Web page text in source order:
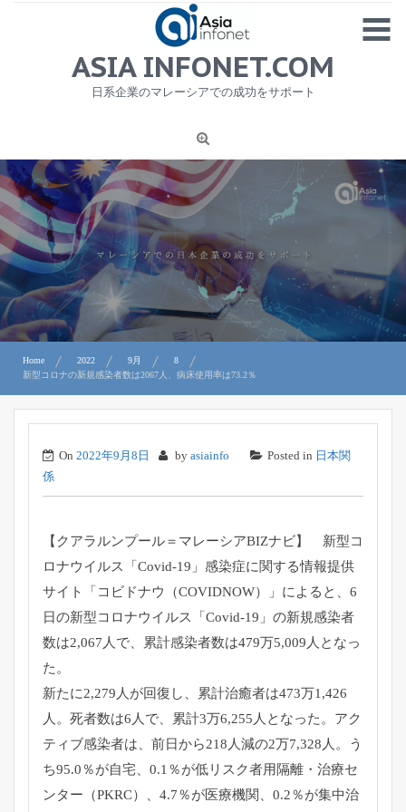
MENU
1
ニュース
労務サービス
プライバシーポリシー及び著作権について
お問合せ
ASIA INFONET.COM
日系企業のマレーシアでの成功をサポート
Home 2022 9月
8
新型コロナの新規感染者数は2067人、病床使用率は73.2％
On 2022年9月8日 by asiainfo Posted in 日本関
係
【クアラルンプール＝マレーシアBIZナビ】 新型コ
ロナウイルス「Covid-19」感染症に関する情報提供
サイト「コビドナウ（COVIDNOW）」によると、6
日の新型コロナウイルス「Covid-19」の新規感染者
数は2,067人で、累計感染者数は479万5,009人となっ
た。
新たに2,279人が回復し、累計治癒者は473万1,426
人。死者数は6人で、累計3万6,255人となった。アク
ティブ感染者は、前日から218人減の2万7,328人。う
ち95.0％が自宅、0.1％が低リスク者用隔離・治療セ
ンター（PKRC）、4.7％が医療機関、0.2％が集中治